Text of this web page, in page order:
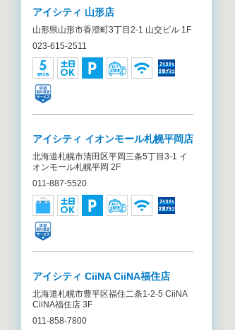
アイシティ 山形店
山形県山形市香澄町3丁目2-1 山交ビル 1F
023-615-2511
アイシティ イオンモール札幌平岡店
北海道札幌市清田区平岡三条5丁目3-1 イ
オンモール札幌平岡 2F
011-887-5520
アイシティ CiiNA CiiNA福住店
北海道札幌市豊平区福住二条1-2-5 CiiNA
CiiNA福住店 3F
011-858-7800